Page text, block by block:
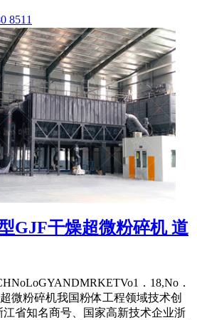
8511
GJF干燥超微粉碎机 道
．18,No．
微粉碎机我国粉体工程领域技术创
江省知名商号、国家高新技术企业浙